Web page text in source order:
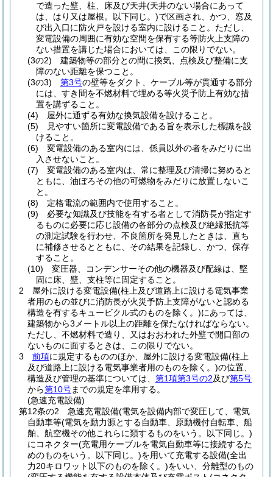
で造った壁、柱、床及び天井(天井のない場合にあって
は、はり又は屋根。以下同じ。)で区画され、かつ、窓及
び出入口に防火戸を設ける室内に設けること。 ただし、
変電設備の周囲に有効な空間を保有する等防火上支障の
ない措置を講じた場合においては、この限りでない。
(3の2)
建築物等の部分との間に換気、点検及び整備に支
障のない距離を保つこと。
(3の3)
第3号の壁等をダクト、ケーブル等が貫通する部分
には、すき間を不燃材料で埋める等火災予防上有効な措
置を講ずること。
(4)
屋外に通ずる有効な換気設備を設けること。
(5)
見やすい箇所に変電設備である旨を表示した標識を設
けること。
(6)
変電設備のある室内には、係員以外の者をみだりに出
入させないこと。
(7)
変電設備のある室内は、常に整理及び清掃に努めると
ともに、油ぼろその他の可燃物をみだりに放置しないこ
と。
(8)
定格電流の範囲内で使用すること。
(9)
必要な知識及び技能を有する者として消防長が指定す
るものに必要に応じ設備の各部分の点検及び絶縁抵抗等
の測定試験を行わせ、不良箇所を発見したときは、直ち
に補修させるとともに、その結果を記録し、かつ、保存
すること。
(10)
変圧器、コンデンサーその他の機器及び配線は、堅
固に床、壁、支柱等に固定すること。
2
屋外に設ける変電設備(柱上及び道路上に設ける電気事業
者用のもの並びに消防長が火災予防上支障がないと認める
構造を有するキュービクル式のものを除く。)にあっては、
建築物から3メートル以上の距離を保たなければならない。
ただし、不燃材料で造り、又はおおわれた外壁で開口部の
ないものに面するときは、この限りでない。
3
前項に規定するもののほか、屋外に設ける変電設備(柱上
及び道路上に設ける電気事業者用のものを除く。)の位置、
構造及び管理の基準については、 第1項第3号の2及び第5号
から第10号までの規定を準用する。
(急速充電設備)
第12条の2
急速充電設備(電気を設備内部で変圧して、電気
自動車等(電気を動力源とする自動車、原動機付自転車、船
舶、航空機その他これらに類するものをいう。以下同じ。)
にコネクター(充電用ケーブルを電気自動車等に接続するた
めのものをいう。以下同じ。)を用いて充電する設備(全出
力20キロワット以下のものを除く。)をいい、分離型のもの